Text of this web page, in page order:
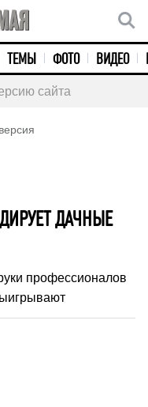
ТЕМЫ ФОТО ВИДЕО
сайта
ДАЧНЫЕ
профессионалов